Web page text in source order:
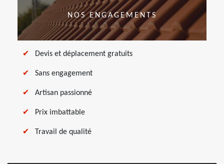
NOS ENGAGEMENTS
Devis et déplacement gratuits
Sans engagement
Artisan passionné
Prix imbattable
Travail de qualité